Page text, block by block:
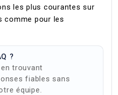
les plus courantes sur
comme pour les
?
trouvant
fiables sans
équipe.